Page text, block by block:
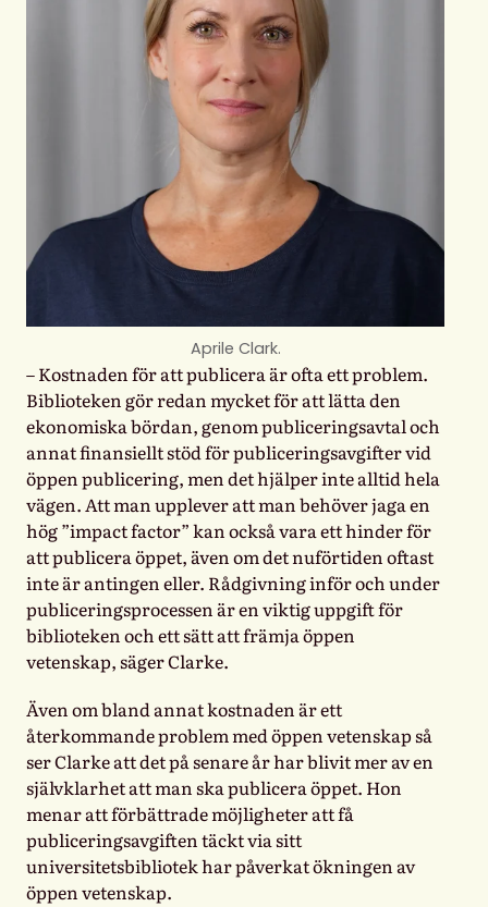
Aprile Clark.
– Kostnaden för att publicera är ofta ett problem.
Biblioteken gör redan mycket för att lätta den
ekonomiska bördan, genom publiceringsavtal och
annat finansiellt stöd för publiceringsavgifter vid
öppen publicering, men det hjälper inte alltid hela
vägen. Att man upplever att man behöver jaga en
hög ”impact factor” kan också vara ett hinder för
att publicera öppet, även om det nuförtiden oftast
inte är antingen eller. Rådgivning inför och under
publiceringsprocessen är en viktig uppgift för
biblioteken och ett sätt att främja öppen
vetenskap, säger Clarke.
Även om bland annat kostnaden är ett
återkommande problem med öppen vetenskap så
ser Clarke att det på senare år har blivit mer av en
självklarhet att man ska publicera öppet. Hon
menar att förbättrade möjligheter att få
publiceringsavgiften täckt via sitt
universitetsbibliotek har påverkat ökningen av
öppen vetenskap.